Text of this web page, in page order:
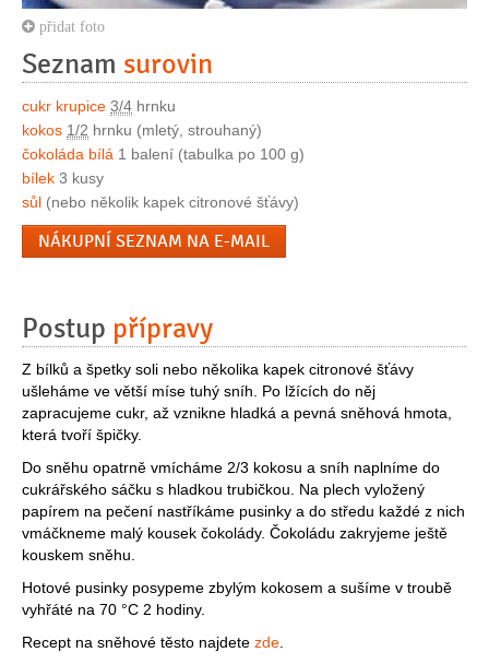
přidat foto
Seznam surovin
cukr krupice 3/4 hrnku
kokos 1/2 hrnku (mletý, strouhaný)
čokoláda bílá 1 balení (tabulka po 100 g)
bílek 3 kusy
sůl (nebo několik kapek citronové šťávy)
NÁKUPNÍ SEZNAM NA E-MAIL
Postup přípravy
Z bílků a špetky soli nebo několika kapek citronové šťávy
ušleháme ve větší míse tuhý sníh. Po lžících do něj
zapracujeme cukr, až vznikne hladká a pevná sněhová hmota,
která tvoří špičky.
Do sněhu opatrně vmícháme 2/3 kokosu a sníh naplníme do
cukrářského sáčku s hladkou trubičkou. Na plech vyložený
papírem na pečení nastříkáme pusinky a do středu každé z nich
vmáčkneme malý kousek čokolády. Čokoládu zakryjeme ještě
kouskem sněhu.
Hotové pusinky posypeme zbylým kokosem a sušíme v troubě
vyhřáté na 70 °C 2 hodiny.
Recept na sněhové těsto najdete zde